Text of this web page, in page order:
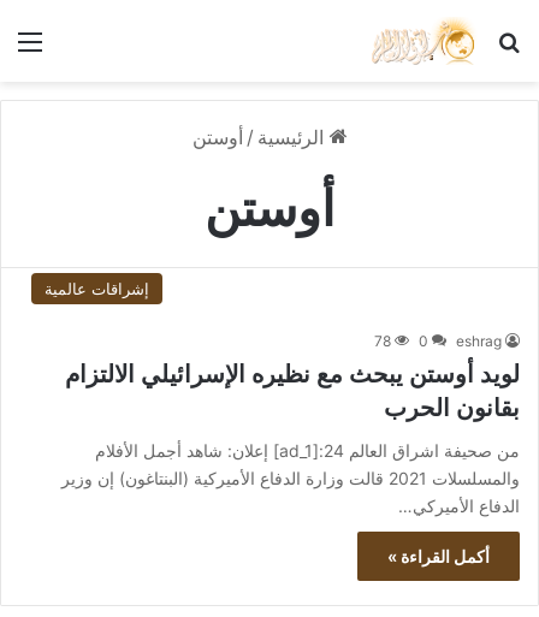
بحث عن
الرئيسية / أوستن
أوستن
إشراقات عالمية
eshrag
0
78
لويد أوستن يبحث مع نظيره الإسرائيلي الالتزام
بقانون الحرب
من صحيفة اشراق العالم 24:[ad_1] إعلان: شاهد أجمل الأفلام
والمسلسلات 2021 قالت وزارة الدفاع الأميركية (البنتاغون) إن وزير
الدفاع الأميركي…
أكمل القراءة »